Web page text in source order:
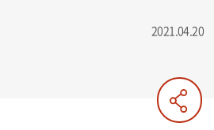
2021.04.20